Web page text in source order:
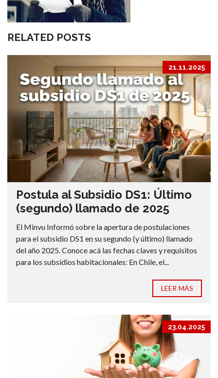
RELATED POSTS
21.11.2025
Postula al Subsidio DS1: Último
(segundo) llamado de 2025
El Minvu Informó sobre la apertura de postulaciones
para el subsidio DS1 en su segundo (y último) llamado
del año 2025. Conoce acá las fechas claves y requisitos
para los subsidios habitacionales: En Chile, el...
LEER MÁS
23.04.2025